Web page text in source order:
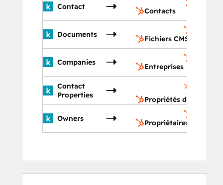
Contact
Contacts
Documents
Fichiers CMS
Companies
Entreprises
Contact
Properties
Propriétés du contact
Owners
Propriétaires